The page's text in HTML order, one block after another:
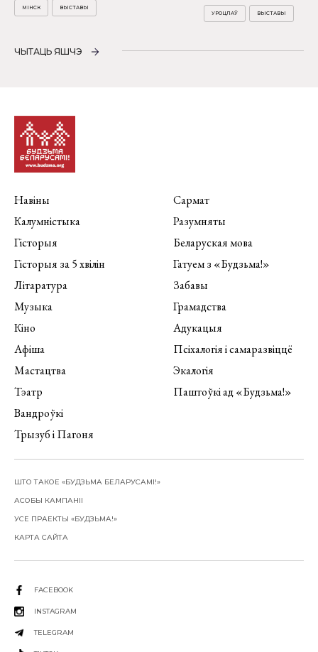
МІНСК ВЫСТАВЫ
УРОЦЛАЎ ВЫСТАВЫ
ЧЫТАЦЬ ЯШЧЭ
Навіны
Калумністыка
Гісторыя
Гісторыя за 5 хвілін
Літаратура
Музыка
Кіно
Афіша
Мастацтва
Тэатр
Вандроўкі
Трызуб і Пагоня
Сармат
Разумняты
Беларуская мова
Гатуем з «Будзьма!»
Забавы
Грамадства
Адукацыя
Псіхалогія і самаразвіццё
Экалогія
Паштоўкі ад «Будзьма!»
ШТО ТАКОЕ «БУДЗЬМА БЕЛАРУСАМІ!»
АСОБЫ КАМПАНІІ
УСЕ ПРАЕКТЫ «БУДЗЬМА!»
КАРТА САЙТА
FACEBOOK
INSTAGRAM
TELEGRAM